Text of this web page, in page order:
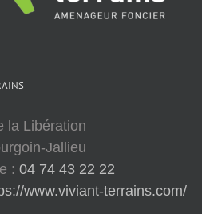
la Libération
Jallieu
: 04 74 43 22 22
www.viviant-terrains.com/